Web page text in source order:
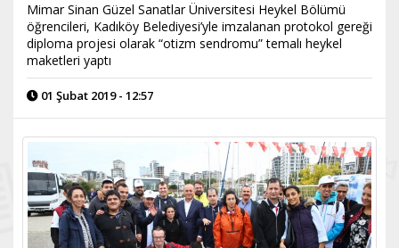
Mimar Sinan Güzel Sanatlar Üniversitesi Heykel Bölümü
öğrencileri, Kadıköy Belediyesi’yle imzalanan protokol gereği
diploma projesi olarak “otizm sendromu” temalı heykel
maketleri yaptı
01 Şubat 2019 - 12:57